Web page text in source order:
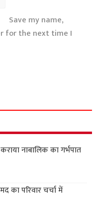
Save my name,
for the next time I
नाबालिक का गर्भपात
का परिवार चर्चा में